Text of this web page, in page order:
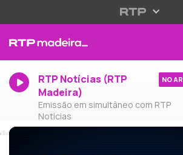
RTP Notícias (RTP
Madeira)
Emissão em simultâneo com RTP
Notícias
NO AR